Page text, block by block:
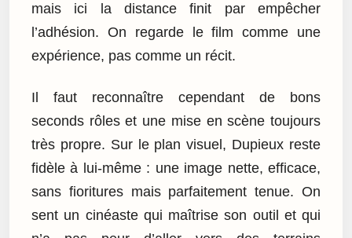
mais ici la distance finit par empêcher
l’adhésion. On regarde le film comme une
expérience, pas comme un récit.
Il faut reconnaître cependant de bons
seconds rôles et une mise en scène toujours
très propre. Sur le plan visuel, Dupieux reste
fidèle à lui-même : une image nette, efficace,
sans fioritures mais parfaitement tenue. On
sent un cinéaste qui maîtrise son outil et qui